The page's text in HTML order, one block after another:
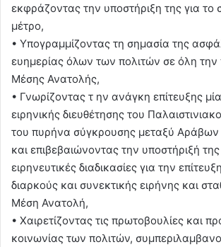
εκφράζοντας την υποστήριξη της για το
μέτρο,
• Υπογραμμίζοντας τη σημασία της
ευημερίας όλων των πολιτών σε όλη την
Μέσης Ανατολής,
• Γνωρίζοντας τ ην ανάγκη επίτευξης
ειρηνικής διευθέτησης του
του πυρήνα σύγκρουσης μεταξύ Αράβων
και επιβεβαιώνοντας την υποστήριξή της
ειρηνευτικές διαδικασίες για την
διαρκούς και συνεκτικής ειρήνης και
Μέση Ανατολή,
• Χαιρετίζοντας τις πρωτοβουλίες και
κοινωνίας των πολιτών,